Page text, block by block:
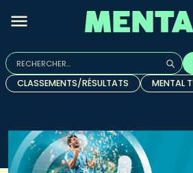
Rechercher :
Quand les résultats de l'auto-
CLASSEMENTS/RÉSULTATS
MENTAL